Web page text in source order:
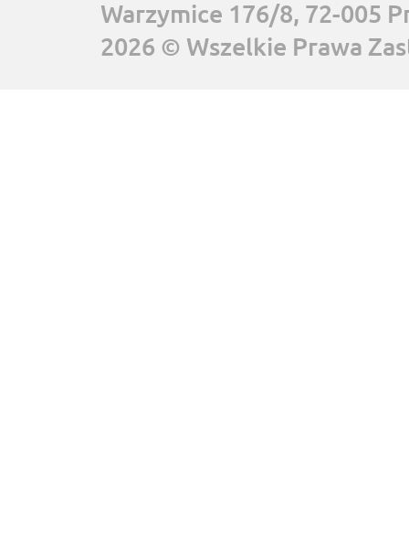
Warzymice 176/8, 72-005
2026 © Wszelkie Prawa